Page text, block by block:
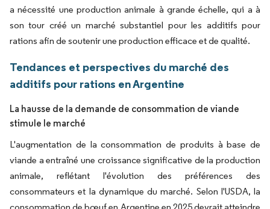
a nécessité une production animale à grande échelle, qui a à
son tour créé un marché substantiel pour les additifs pour
rations afin de soutenir une production efficace et de qualité.
Tendances et perspectives du marché des
additifs pour rations en Argentine
La hausse de la demande de consommation de viande
stimule le marché
L'augmentation de la consommation de produits à base de
viande a entraîné une croissance significative de la production
animale, reflétant l'évolution des préférences des
consommateurs et la dynamique du marché. Selon l'USDA, la